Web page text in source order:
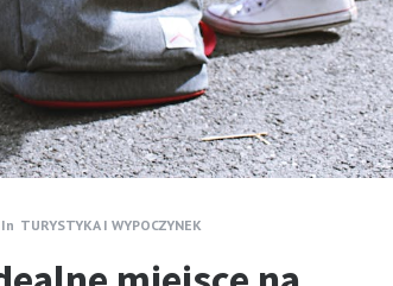
In TURYSTYKA I WYPOCZYNEK